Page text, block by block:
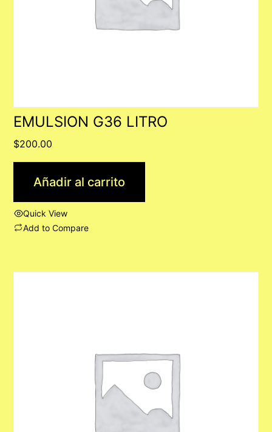
EMULSION G36 LITRO
$200.00
Añadir al carrito
Quick View
Add to Compare